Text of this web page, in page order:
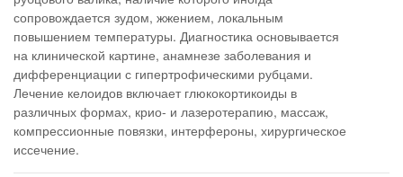
сопровождается зудом, жжением, локальным
повышением температуры. Диагностика основывается
на клинической картине, анамнезе заболевания и
дифференциации с гипертрофическими рубцами.
Лечение келоидов включает глюкокортикоиды в
различных формах, крио- и лазеротерапию, массаж,
компрессионные повязки, интерфероны, хирургическое
иссечение.